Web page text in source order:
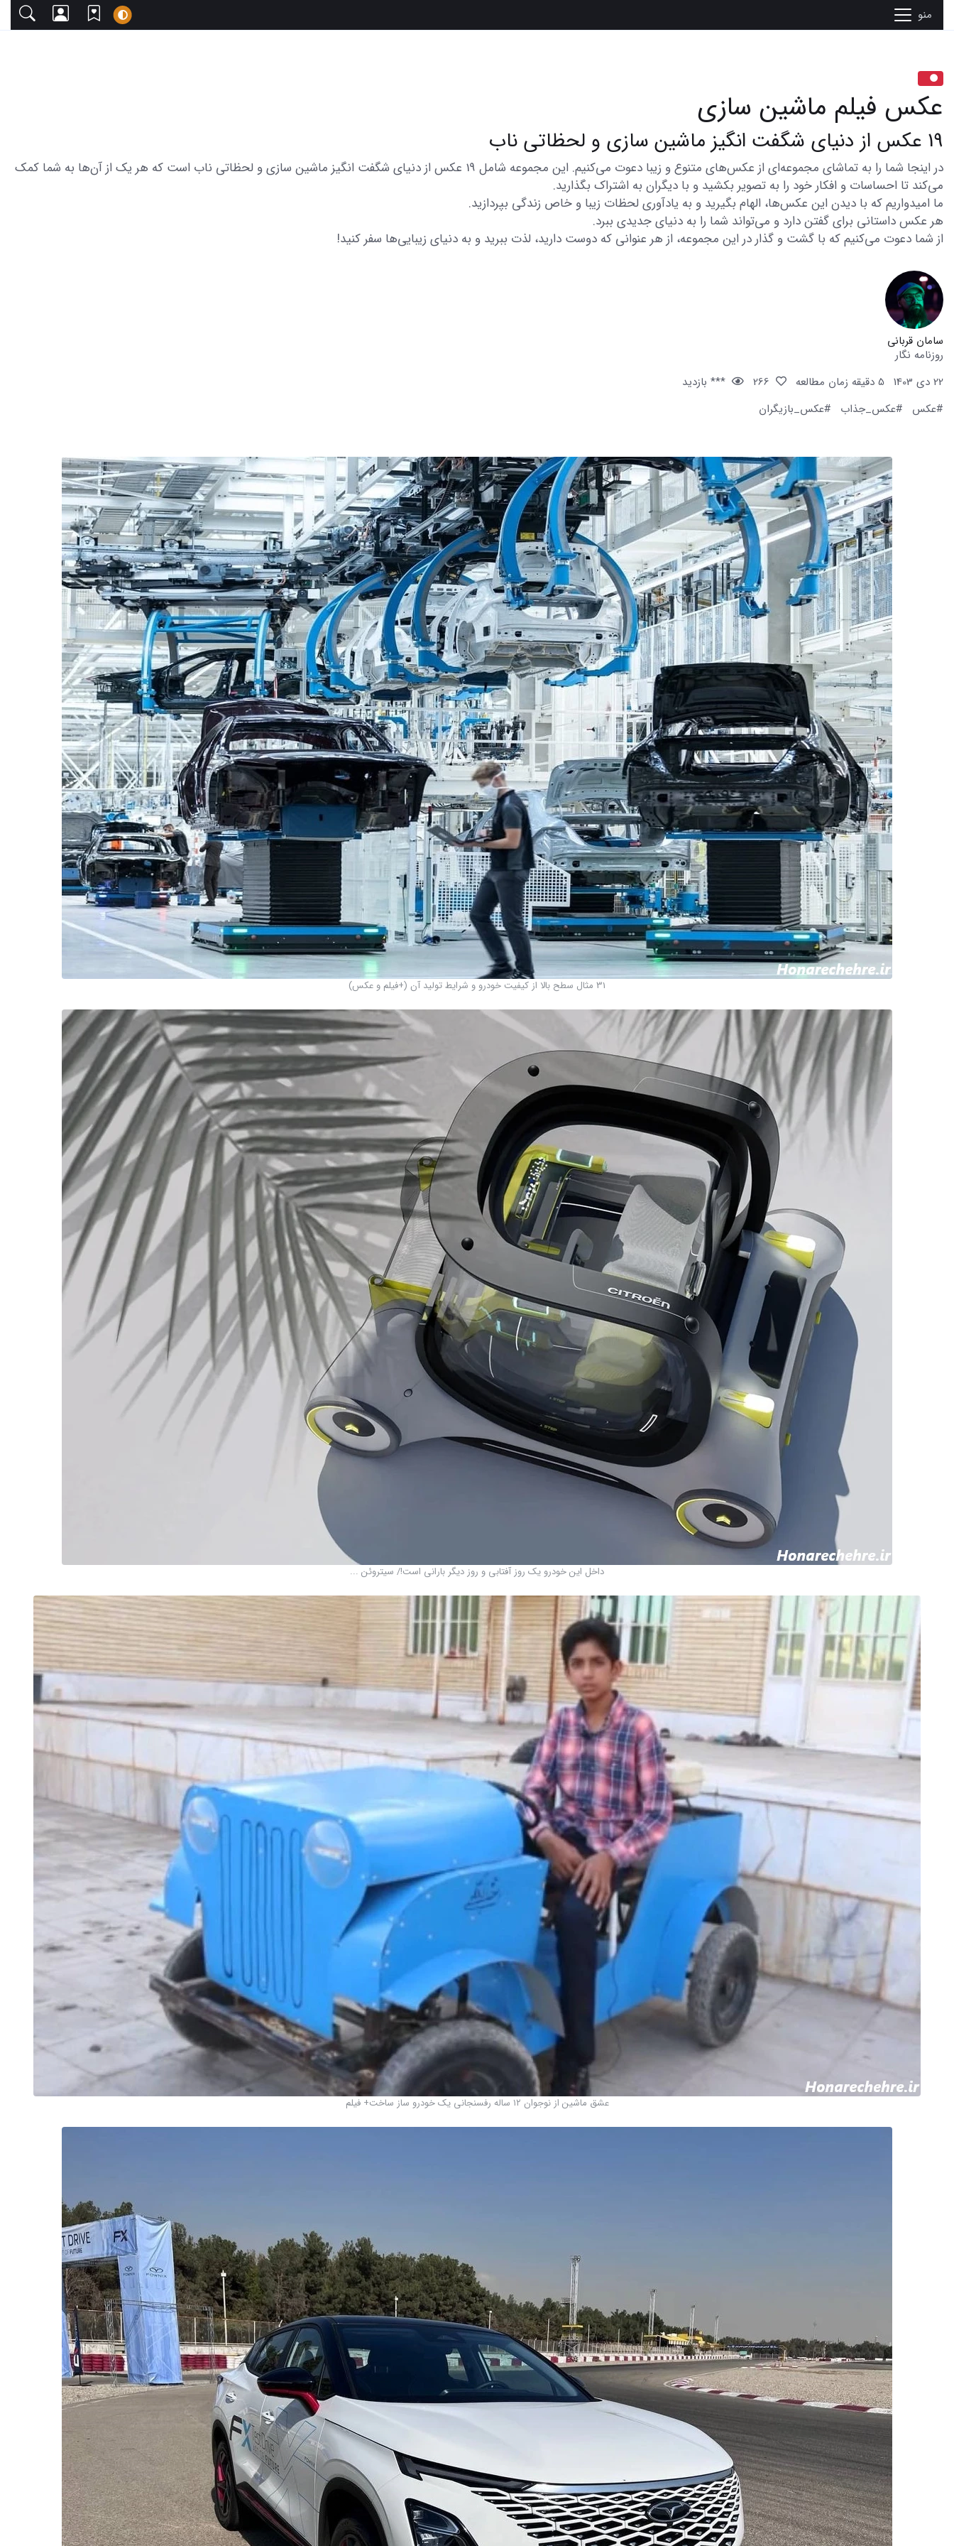
منو
عکس فیلم ماشین سازی
19 عکس از دنیای شگفت انگیز ماشین سازی و لحظاتی ناب
در اینجا شما را به تماشای مجموعه‌ای از عکس‌های متنوع و زیبا دعوت می‌کنیم. این مجموعه شامل 19 عکس از دنیای شگفت انگیز ماشین سازی و لحظاتی ناب است که هر یک از آن‌ها به شما کمک
می‌کند تا احساسات و افکار خود را به تصویر بکشید و با دیگران به اشتراک بگذارید.
ما امیدواریم که با دیدن این عکس‌ها، الهام بگیرید و به یادآوری لحظات زیبا و خاص زندگی بپردازید.
هر عکس داستانی برای گفتن دارد و می‌تواند شما را به دنیای جدیدی ببرد.
از شما دعوت می‌کنیم که با گشت و گذار در این مجموعه، از هر عنوانی که دوست دارید، لذت ببرید و به دنیای زیبایی‌ها سفر کنید!
سامان قربانی
روزنامه نگار
22 دی 1403
5 دقیقه زمان مطالعه
*** بازدید
#عکس
#عکس_جذاب #عکس_بازیگران
31 مثال سطح بالا از کیفیت خودرو و شرایط تولید آن (+فیلم و عکس)
داخل این خودرو یک روز آفتابی و روز دیگر بارانی است!/ سیتروئن ...
عشق ماشین از نوجوان ۱۲ ساله رفسنجانی یک خودرو ساز ساخت+ فیلم